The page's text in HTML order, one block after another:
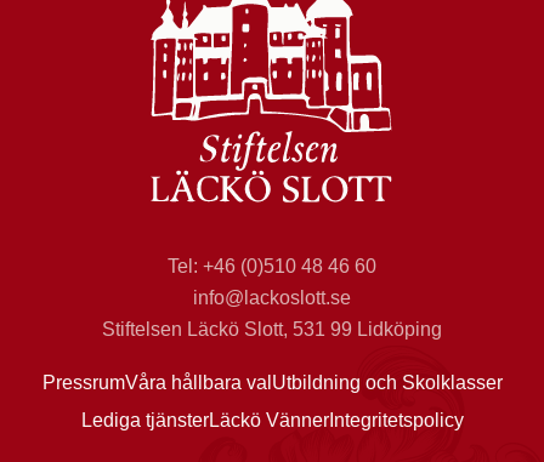
Tel: +46 (0)510 48 46 60
info@lackoslott.se
Stiftelsen Läckö Slott, 531 99 Lidköping
PressrumVåra hållbara val Utbildning och Skolklasser
Lediga tjänsterLäckö VännerIntegritetspolicy